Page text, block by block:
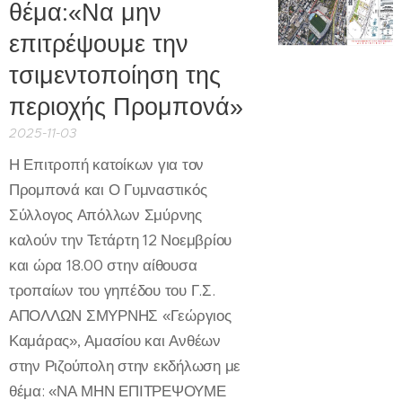
θέμα:«Να μην
επιτρέψουμε την
τσιμεντοποίηση της
περιοχής Προμπονά»
2025-11-03
Η Επιτροπή κατοίκων για τον
Προμπονά και Ο Γυμναστικός
Σύλλογος Απόλλων Σμύρνης
καλούν την Τετάρτη 12 Νοεμβρίου
και ώρα 18.00 στην αίθουσα
τροπαίων του γηπέδου του Γ.Σ.
ΑΠΟΛΛΩΝ ΣΜΥΡΝΗΣ «Γεώργιος
Καμάρας», Αμασίου και Ανθέων
στην Ριζούπολη στην εκδήλωση με
θέμα: «ΝΑ ΜΗΝ ΕΠΙΤΡΕΨΟΥΜΕ